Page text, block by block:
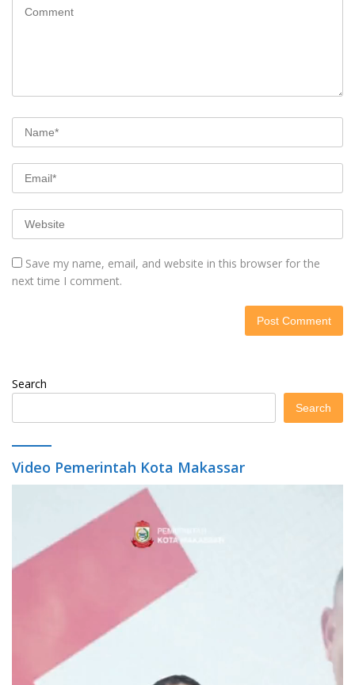
Save my name, email, and website in this browser for the
next time I comment.
Search
Search
Video Pemerintah Kota Makassar